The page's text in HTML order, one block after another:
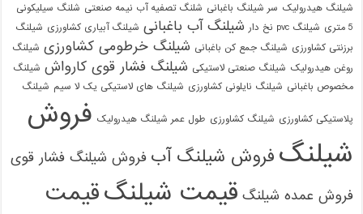
شیلنگ هیدرولیک سر شیلنگ باغبانی شلنگ تصفیه آب نیمه صنعتی شلنگ سیلیکونی
5 متری
شیلنگ pvc نخ دار شیلنگ آب باغبانی شیلنگ آبیاری کشاورزی شیلنگ
برزنتی کشاورزی شیلنگ جمع کن باغبانی شیلنگ خرطومی کشاورزی شیلنگ
روغن هیدرولیک شیلنگ صنعتی لاستیکی شیلنگ فشار قوی کارواش شیلنگ
مخصوص باغبانی شیلنگ نایلونی کشاورزی شیلنگ های لاستیکی یک لا سیم شیلنگ
پلاستیکی کشاورزی شیلنگ کشاورزی طول عمر شیلنگ هیدرولیک فروش
شیلنگ فروش شیلنگ آب فروش شیلنگ فشار قوی
فروش عمده شیلنگ قیمت شیلنگقیمت